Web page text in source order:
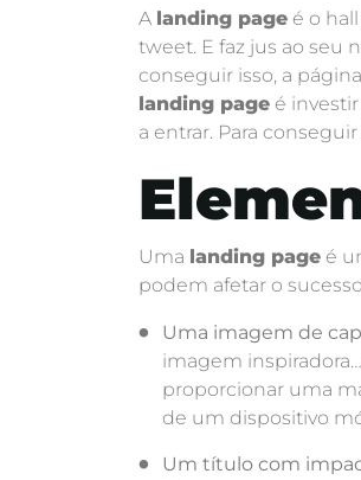
A landing page é o
tweet. E faz jus ao seu
conseguir isso, a
landing page é
a entrar. Para
Uma landing page é
podem afetar o
Uma imagem de
imagem
proporcionar uma
de um dispositivo
Um título com